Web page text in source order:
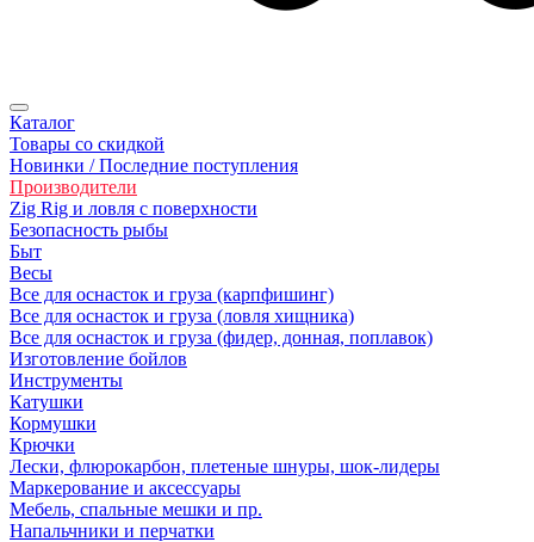
Каталог
Товары со скидкой
Новинки / Последние поступления
Производители
Zig Rig и ловля с поверхности
Безoпасность рыбы
Быт
Весы
Все для оснасток и груза (карпфишинг)
Все для оснасток и груза (ловля хищника)
Все для оснасток и груза (фидер, донная, поплавок)
Изготовление бойлов
Инструменты
Катушки
Кормушки
Крючки
Лески, флюрокарбон, плетеные шнуры, шок-лидеры
Маркерование и аксессуары
Мебель, спальные мешки и пр.
Напальчники и перчатки